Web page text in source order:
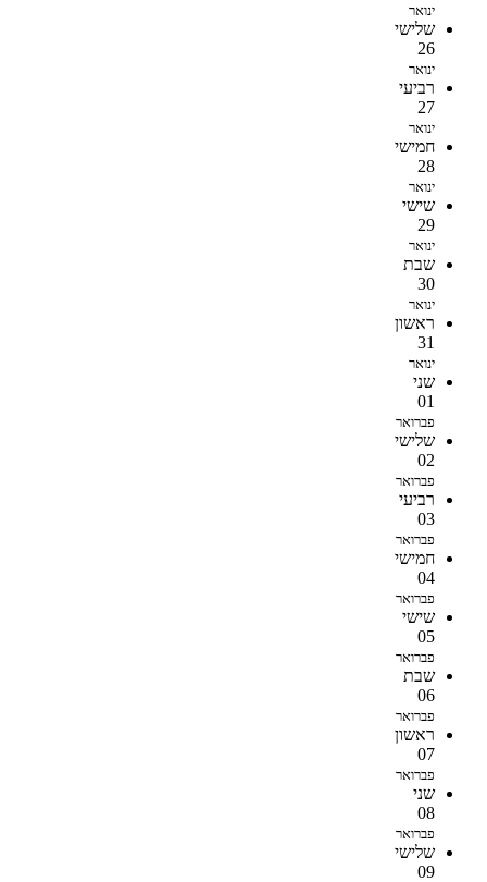
ינואר
שלישי
26
ינואר
רביעי
27
ינואר
חמישי
28
ינואר
שישי
29
ינואר
שבת
30
ינואר
ראשון
31
ינואר
שני
01
פברואר
שלישי
02
פברואר
רביעי
03
פברואר
חמישי
04
פברואר
שישי
05
פברואר
שבת
06
פברואר
ראשון
07
פברואר
שני
08
פברואר
שלישי
09